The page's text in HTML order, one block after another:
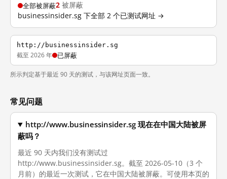
全部被屏蔽2 被屏蔽
businessinsider.sg 下全部 2 个已测试网址 →
http://businessinsider.sg
截至 2026 年 已屏蔽
所示判定基于最近 90 天的测试，与该网址页面一致。
常见问题
http://www.businessinsider.sg 现在在中国大陆被屏
蔽吗？
最近 90 天内我们没有测试过
http://www.businessinsider.sg。截至 2026-05-10（3 个
月前）的最近一次测试，它在中国大陆被屏蔽。可使用本页的